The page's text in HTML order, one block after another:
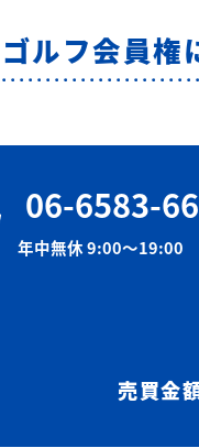
ゴルフ会員権
06-6583-
年中無休 9:00〜19:00
売買金